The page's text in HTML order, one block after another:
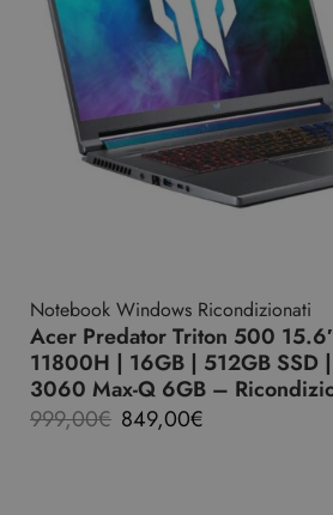
Notebook Windows Ricondizionati
Acer Predator Triton 500
11800H | 16GB | 512GB SSD
3060 Max-Q 6GB –
999,00€ 849,00€